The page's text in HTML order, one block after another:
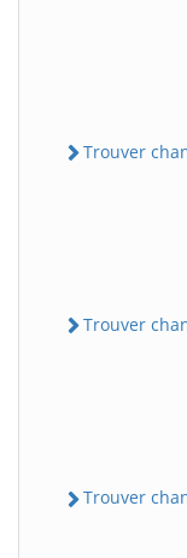
Trouver
Trouver
Trouver